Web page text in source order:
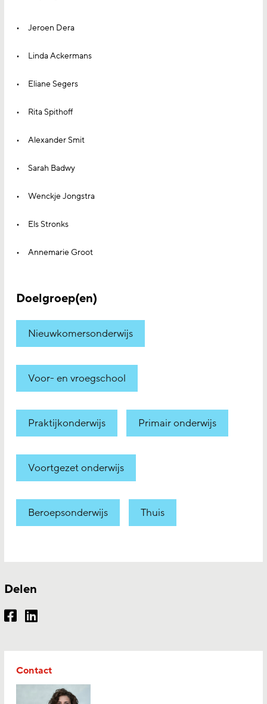
Contact
Jeroen Dera
Linda Ackermans
Eliane Segers
Rita Spithoff
Alexander Smit
Sarah Badwy
Wenckje Jongstra
Els Stronks
Annemarie Groot
Doelgroep(en)
Nieuwkomersonderwijs
Voor- en vroegschool
Praktijkonderwijs Primair onderwijs
Voortgezet onderwijs
Beroepsonderwijs Thuis
Delen